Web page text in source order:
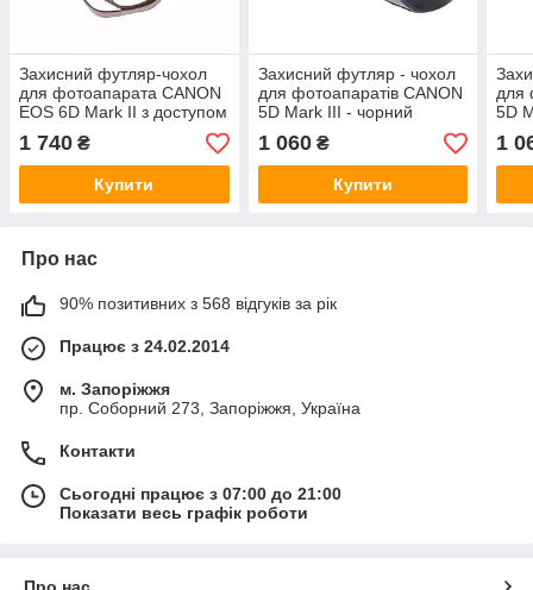
Захисний футляр-чохол
для фотоапарата CANON
EOS 6D Mark II з доступом
до батарейного відсіку —
кави
1 740 ₴
Купити
Захисний футляр - чохол
для фотоапаратів CANON
5D Mark III - чорний
1 060₴
Купити
для
5D
1
Про нас
90% позитивних з 568 відгуків за рік
Працює з 24.02.2014
м. Запоріжжя
пр. Соборний 273, Запоріжжя, Україна
Контакти
Сьогодні працює з 07:00 до 21:00
Показати весь графік роботи